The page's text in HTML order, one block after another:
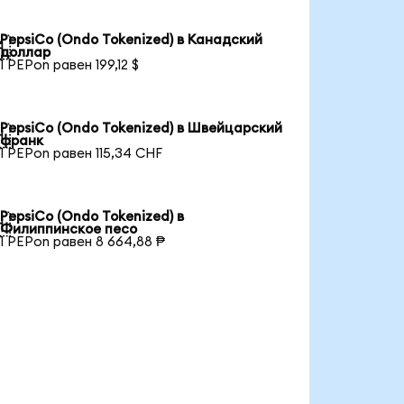
PepsiCo (Ondo Tokenized) в Канадский
доллар
1 PEPon равен 199,12 $
PepsiCo (Ondo Tokenized) в Швейцарский
франк
1 PEPon равен 115,34 CHF
PepsiCo (Ondo Tokenized) в
Филиппинское песо
1 PEPon равен 8 664,88 ₱